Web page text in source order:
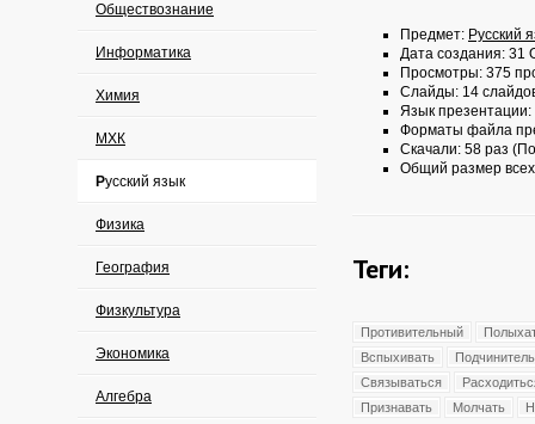
Обществознание
Информатика
Химия
МХК
Русский язык
Физика
География
Физкультура
Экономика
Алгебра
Предмет: Русский
Дата создания: 31
Просмотры: 375
Слайды: 14
Язык презентации:
Форматы файла
Скачали: 58 раз
Общий размер
Теги:
Противительный
Вспыхивать
Связываться
Признавать
Молчать